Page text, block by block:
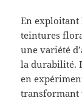
En exploitant
teintures
une variété
la durabilité.
en
transformant